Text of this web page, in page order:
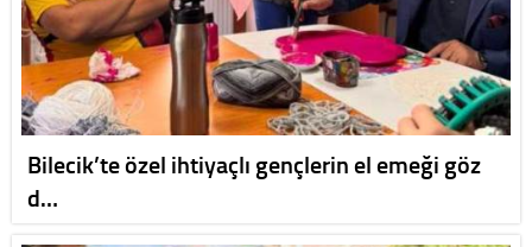
Bilecik’te özel ihtiyaçlı gençlerin el emeği göz
d…